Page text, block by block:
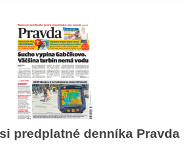
predplatné denníka Pravda